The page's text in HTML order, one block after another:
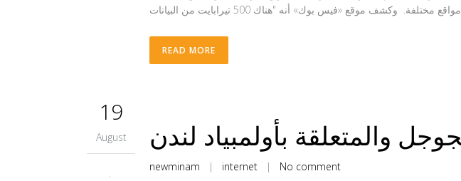
READ MORE
19
August والمتعلقة بأولمبياد لندن
newminam | internet | No comment